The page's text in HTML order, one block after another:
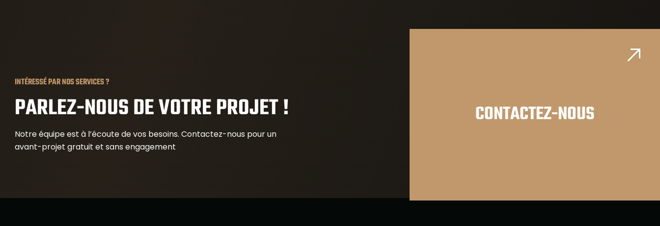
INTÉRESSÉ PAR NOS SERVICES ?
PARLEZ-NOUS DE VOTRE PROJET !
Notre équipe est à l’écoute de vos besoins. Contactez-nous pour un
avant-projet gratuit et sans engagement
CONTACTEZ-NOUS